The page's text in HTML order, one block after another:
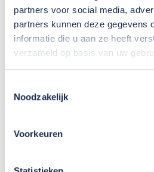
partners voor social media,
partners kunnen deze gegevens
informatie die u aan ze heeft
verzameld op basis van uw
Noodzakelijk
Voorkeuren
hersenletsel. Dat heeft een
leven van de getroffene en
het ene op het andere
kop.
klachten, psychische
veranderingen en
het verlies en vind je opnieuw